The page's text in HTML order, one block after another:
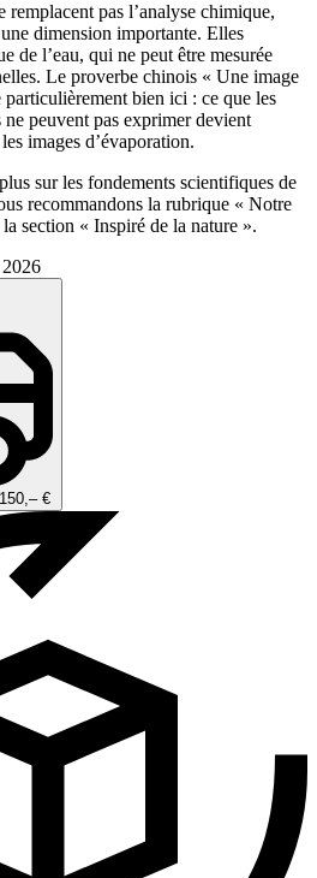
remplacent pas l’analyse chimique,
dimension importante. Elles
de l’eau, qui ne peut être mesurée
Le proverbe chinois « Une image
bien ici : ce que les
peuvent pas exprimer devient
images d’évaporation.
sur les fondements scientifiques de
recommandons la rubrique « Notre
section « Inspiré de la nature ».
€